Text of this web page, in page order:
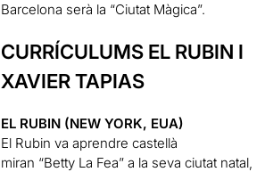
Barcelona serà la “Ciutat Màgica”.
CURRÍCULUMS EL RUBIN I
XAVIER TAPIAS
EL RUBIN (NEW YORK, EUA)
El Rubin va aprendre castellà
miran “Betty La Fea” a la seva ciutat natal,